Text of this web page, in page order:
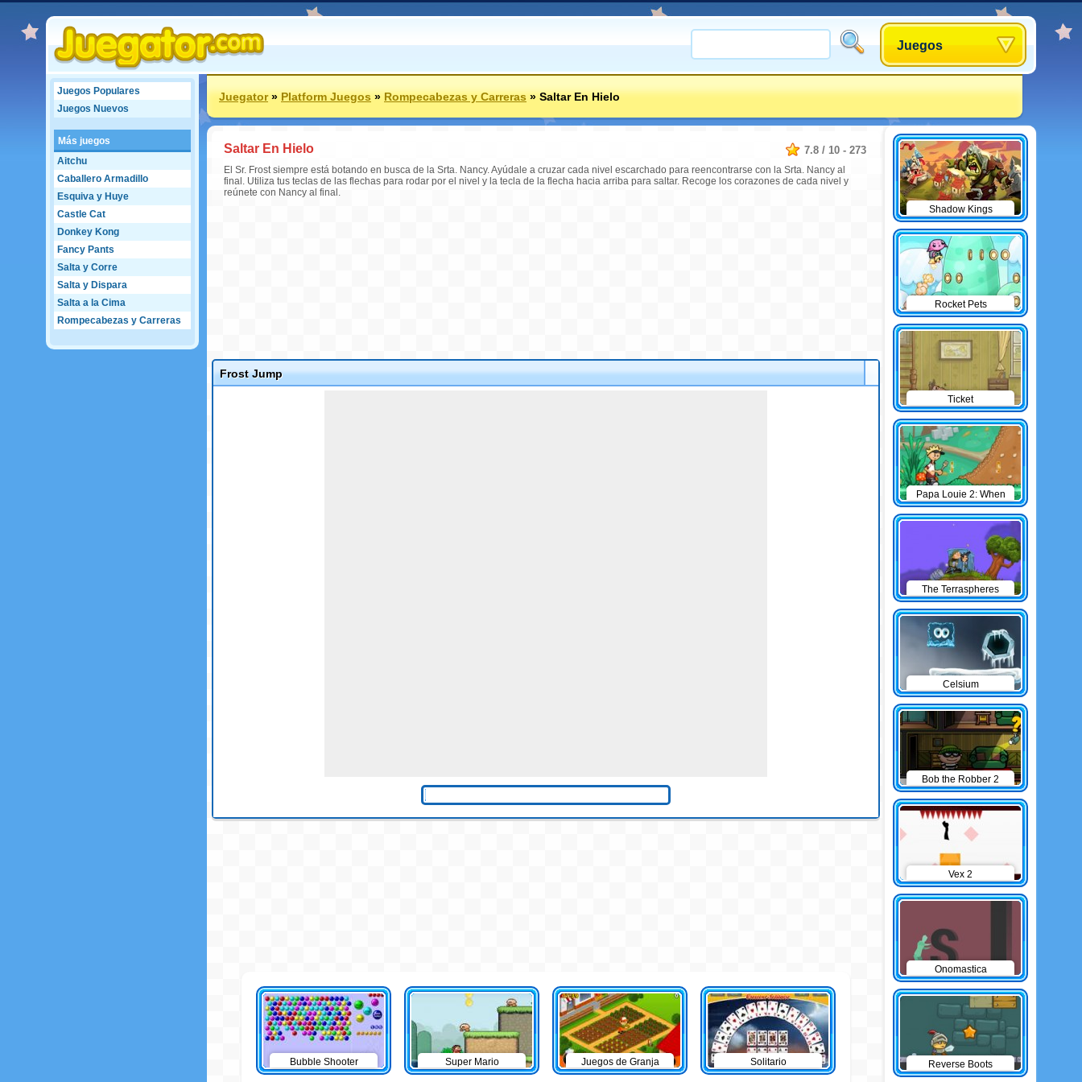
Juegos
Juegos Populares
Juegos Nuevos
Más juegos
Aitchu
Caballero Armadillo
Esquiva y Huye
Castle Cat
Donkey Kong
Fancy Pants
Salta y Corre
Salta y Dispara
Salta a la Cima
Rompecabezas y Carreras
Juegator»Platform Juegos»Rompecabezas y Carreras»Saltar En Hielo
7.8 / 10 - 273
Saltar En Hielo
El Sr. Frost siempre está botando en busca de la Srta. Nancy. Ayúdale a cruzar cada nivel escarchado para reencontrarse con la Srta. Nancy al
final. Utiliza tus teclas de las flechas para rodar por el nivel y la tecla de la flecha hacia arriba para saltar. Recoge los corazones de cada nivel y
reúnete con Nancy al final.
Frost Jump
Bubble Shooter Super Mario Juegos de Granja Solitario
Shadow Kings
Rocket Pets
Ticket
Papa Louie 2: When
Burgers Attack
The Terraspheres
Celsium
Bob the Robber 2
Vex 2
Onomastica
Reverse Boots